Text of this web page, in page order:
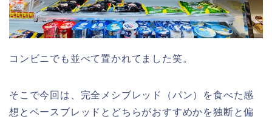
コンビニでも並べて置かれてました笑。
そこで今回は、完全メシブレッド（パン）を食べた感
想とベースブレッドとどちらがおすすめかを独断と偏